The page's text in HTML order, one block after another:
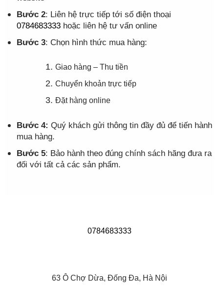
Bước 2: Liên hệ trực tiếp tới số điện thoại
0784683333hoặc liên hệ tư vấn online
Bước 3: Chọn hình thức mua hàng:
Giao hàng – Thu tiền
Chuyển khoản trực tiếp
Đặt hàng online
Bước 4: Quý khách gửi thông tin đầy đủ để tiến hành
mua hàng.
Bước 5: Bảo hành theo đúng chính sách hãng đưa ra
đối với tất cả các sản phẩm.
0784683333
63 Ô Chợ Dừa, Đống Đa, Hà Nội